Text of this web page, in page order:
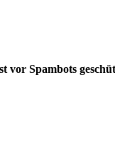
vor Spambots